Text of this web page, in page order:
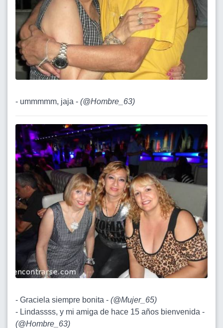
- ummmmm, jaja - (@Hombre_63)
- Graciela siempre bonita - (@Mujer_65)
- Lindassss, y mi amiga de hace 15 años bienvenida -
(@Hombre_63)